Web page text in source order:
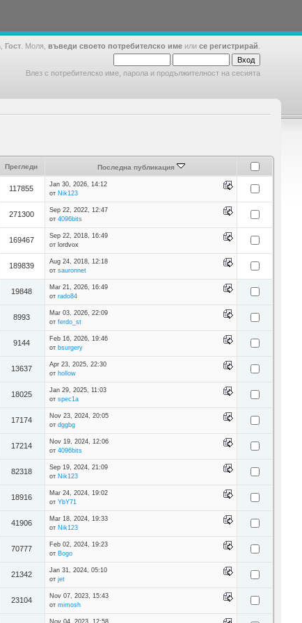
Гост . Моля, въведи своето потребителско име или се регистрирай
Влез с потребителско име, парола и продължителност на сесията
Прегледи Последна публикация
117855
Jan 30, 2026, 14:12
от Nik123
271300
Sep 22, 2022, 12:47
от 4096bits
169467
Sep 22, 2018, 16:49
от lordvox
189839
Aug 24, 2018, 12:18
от sauronnet
19848
Mar 21, 2026, 16:49
от rado84
8993
Mar 03, 2026, 22:09
от ferdo_st
9144
Feb 16, 2026, 19:46
от bsurgery
13637
Apr 23, 2025, 22:30
от hollow
18025
Jan 29, 2025, 11:03
от spec1a
17174
Nov 23, 2024, 20:05
от dggbg
17214
Nov 19, 2024, 12:06
от 4096bits
82318
Sep 19, 2024, 21:09
от Nik123
18916
Mar 24, 2024, 19:02
от YbY71
41906
Mar 18, 2024, 19:33
от Nik123
70777
Feb 02, 2024, 19:23
от Bogo
21342
Jan 31, 2024, 05:10
от jet
23104
Nov 07, 2023, 15:43
от mimosh
Nov 04, 2023, 12:58